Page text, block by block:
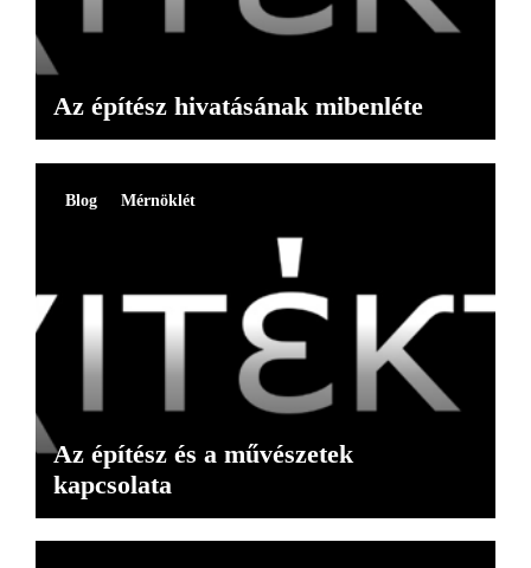
Az építész hivatásának mibenléte
Blog Mérnöklét
Az építész és a művészetek
kapcsolata